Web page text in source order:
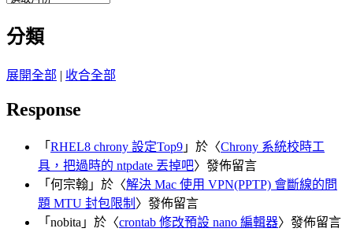
分類
展開全部 | 收合全部
Response
「 RHEL8 chrony 設定Top9 」於〈Chrony 系統校時工
具，把過時的 ntpdate 丟掉吧〉發佈留言
「 何宗翰 」於〈解決 Mac 使用 VPN(PPTP) 會斷線的問
題 MTU 封包限制 〉發佈留言
「 nobita 」於〈crontab 修改預設 nano 編輯器〉發佈留言